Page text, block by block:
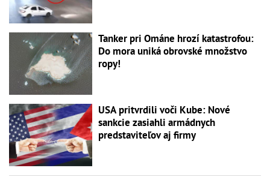
Tanker pri Ománe hrozí katastrofou:
Do mora uniká obrovské množstvo
ropy!
USA pritvrdili voči Kube: Nové
sankcie zasiahli armádnych
predstaviteľov aj firmy